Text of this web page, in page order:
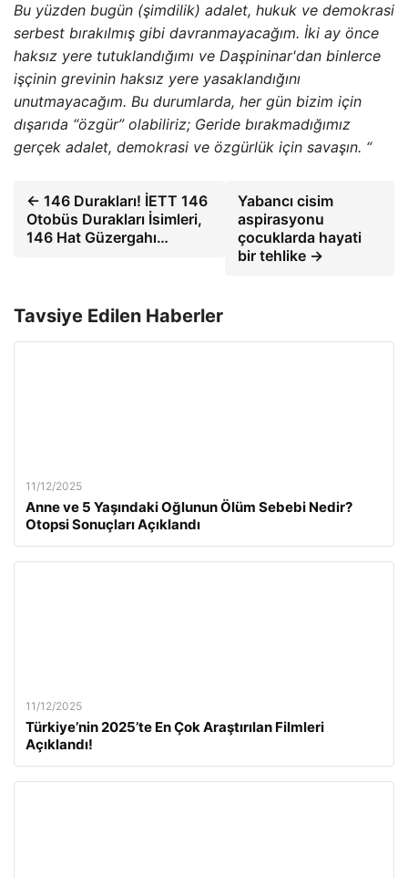
Bu yüzden bugün (şimdilik) adalet, hukuk ve demokrasi
serbest bırakılmış gibi davranmayacağım. İki ay önce
haksız yere tutuklandığımı ve Daşpininar'dan binlerce
işçinin grevinin haksız yere yasaklandığını
unutmayacağım. Bu durumlarda, her gün bizim için
dışarıda “özgür” olabiliriz; Geride bırakmadığımız
gerçek adalet, demokrasi ve özgürlük için savaşın. “
← 146 Durakları! İETT 146
Otobüs Durakları İsimleri,
146 Hat Güzergahı…
Yabancı cisim
aspirasyonu
çocuklarda hayati
bir tehlike →
Tavsiye Edilen Haberler
11/12/2025
Anne ve 5 Yaşındaki Oğlunun Ölüm Sebebi Nedir?
Otopsi Sonuçları Açıklandı
11/12/2025
Türkiye’nin 2025’te En Çok Araştırılan Filmleri
Açıklandı!